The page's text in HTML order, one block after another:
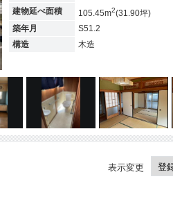
建物延べ面積
105.45m2(31.90坪)
築年月
S51.2
構造
木造
表示変更